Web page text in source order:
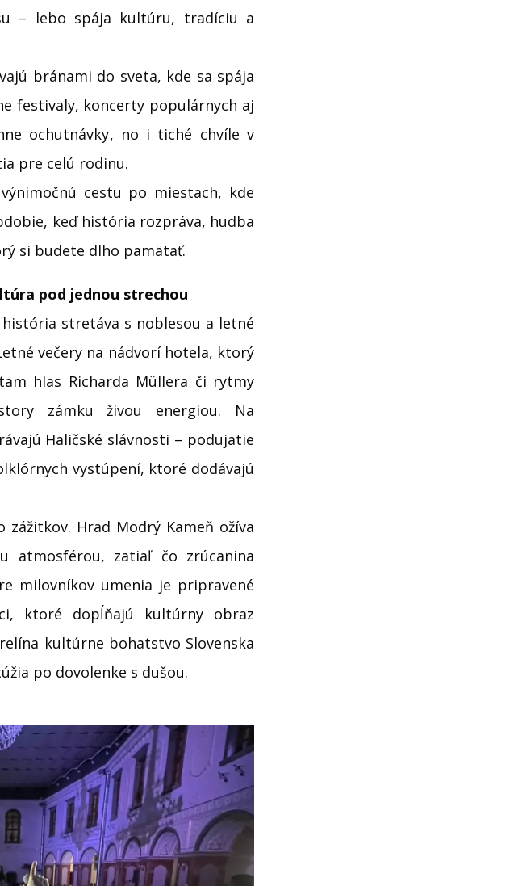
– lebo spája kultúru, tradíciu a
bránami do sveta, kde sa spája
festivaly, koncerty populárnych aj
ochutnávky, no i tiché chvíle v
pre celú rodinu.
cestu po miestach, kde
keď história rozpráva, hudba
si budete dlho pamätať.
pod jednou strechou
stretáva s noblesou a letné
večery na nádvorí hotela, ktorý
hlas Richarda Müllera či rytmy
zámku živou energiou. Na
Haličské slávnosti – podujatie
vystúpení, ktoré dodávajú
Hrad Modrý Kameň ožíva
atmosférou, zatiaľ čo zrúcanina
milovníkov umenia je pripravené
ktoré dopĺňajú kultúrny obraz
kultúrne bohatstvo Slovenska
po dovolenke s dušou.